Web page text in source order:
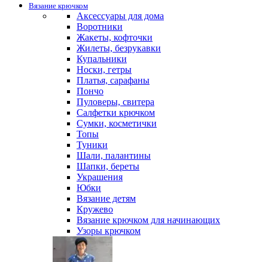
Вязание крючком
Аксессуары для дома
Воротники
Жакеты, кофточки
Жилеты, безрукавки
Купальники
Носки, гетры
Платья, сарафаны
Пончо
Пуловеры, свитера
Салфетки крючком
Сумки, косметички
Топы
Туники
Шали, палантины
Шапки, береты
Украшения
Юбки
Вязание детям
Кружево
Вязание крючком для начинающих
Узоры крючком